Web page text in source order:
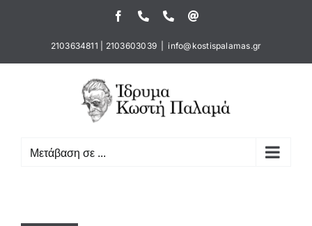
περιεχόμενο
FacebookΤηλέφωνοΤηλέφωνο
2103634811 2103603039 info@kostispalamas.gr
Μετάβαση σε ...